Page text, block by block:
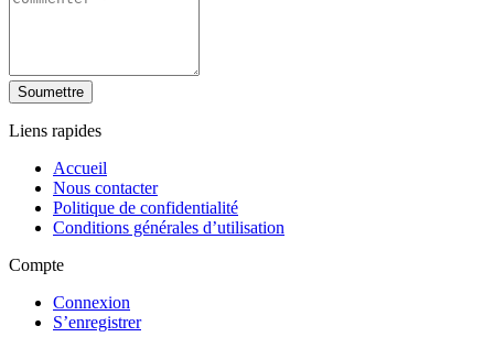
Soumettre
Liens rapides
Accueil
Nous contacter
Politique de confidentialité
Conditions générales d’utilisation
Compte
Connexion
S’enregistrer